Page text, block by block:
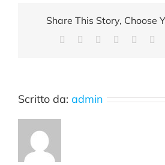
Share This Story, Choose
Facebook Reddit LinkedIn
Scritto da: admin